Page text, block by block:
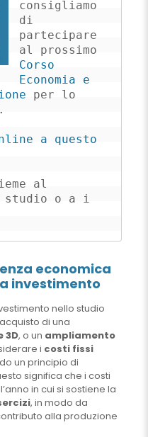
consigliamo
di
partecipare
Corso
Economia e
per lo
a questo
al
studio o a i
economica
investimento
nello studio
di una
3D, o un ampliamento
i costi fissi
un principio di
significa che i costi
in cui si sostiene la
, in modo da
alla produzione